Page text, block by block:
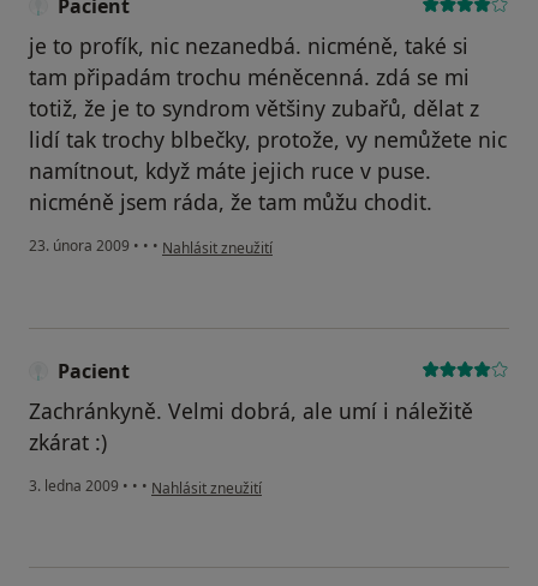
Pacient
je to profík, nic nezanedbá. nicméně, také si
tam připadám trochu méněcenná. zdá se mi
totiž, že je to syndrom většiny zubařů, dělat z
lidí tak trochy blbečky, protože, vy nemůžete nic
namítnout, když máte jejich ruce v puse.
nicméně jsem ráda, že tam můžu chodit.
23. února 2009 • • • podle názoru uživatele Pacient
Nahlásit zneužití
Pacient
Zachránkyně. Velmi dobrá, ale umí i náležitě
zkárat :)
3. ledna 2009 • • • podle názoru uživatele Pacient
Nahlásit zneužití